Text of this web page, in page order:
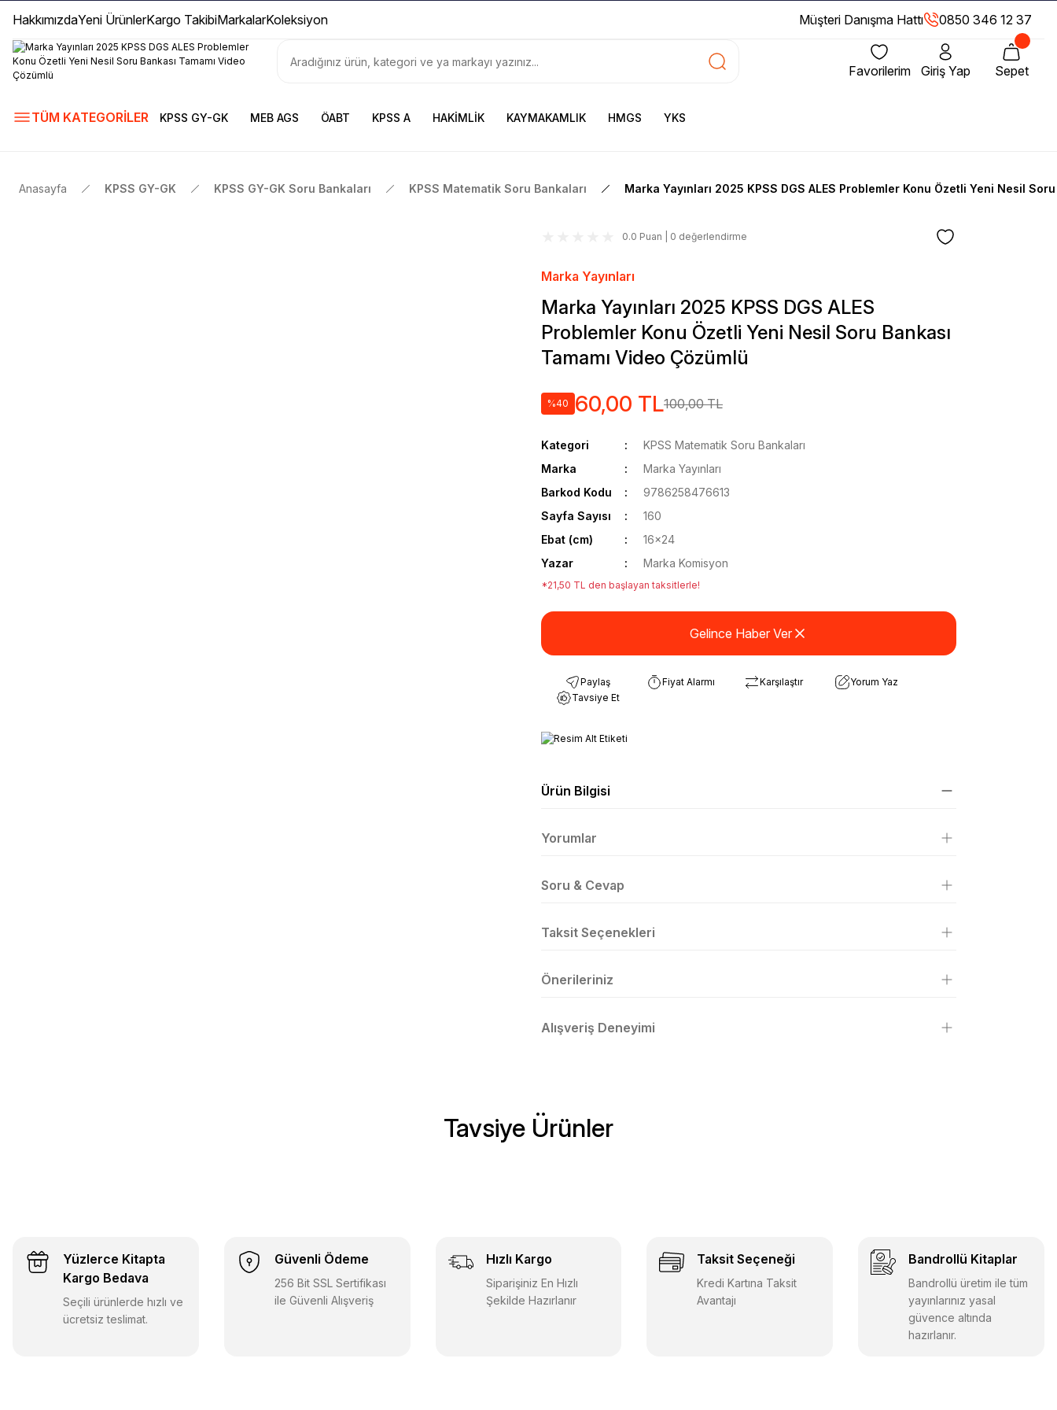
HakkımızdaYeni ÜrünlerKargo TakibiMarkalarKoleksiyon Müşteri Danışma Hattı 0850 346 12 37
Favorilerim Giriş Yap Sepet
TÜM KATEGORİLER KPSS GY-GK MEB AGS ÖABT KPSS A HAKİMLİK KAYMAKAMLIK HMGS YKS
Anasayfa KPSS GY-GK KPSS GY-GK Soru Bankaları KPSS Matematik Soru Bankaları Marka Yayınları 2025 KPSS DGS ALES Problemler Konu Özetli Yeni Nesil
0.0 Puan | 0 değerlendirme
Marka Yayınları
Marka Yayınları 2025 KPSS DGS ALES
Problemler Konu Özetli Yeni Nesil Soru Bankası
Tamamı Video Çözümlü
%40 60,00 TL100,00 TL
Kategori
KPSS Matematik Soru Bankaları
Marka
Marka Yayınları
Barkod Kodu
9786258476613
Sayfa Sayısı
160
Ebat (cm)
16x24
Yazar
Marka Komisyon
*21,50 TL den başlayan taksitlerle!
Gelince Haber Ver
Paylaş Fiyat Alarmı Karşılaştır
Yorum Yaz
Tavsiye Et
Ürün Bilgisi
Yorumlar
Soru & Cevap
Taksit Seçenekleri
Önerileriniz
Alışveriş Deneyimi
Tavsiye Ürünler
357,50 TL
550,00 TL
Sepete Ekle
550,00 TL
357,50 TL
550,00 TL
Yüzlerce Kitapta
Kargo Bedava
Seçili ürünlerde hızlı ve
ücretsiz teslimat.
Güvenli Ödeme
256 Bit SSL Sertifikası
ile Güvenli Alışveriş
Hızlı Kargo
Siparişiniz En Hızlı
Şekilde Hazırlanır
Taksit Seçeneği
Kredi Kartına Taksit
Avantajı
Bandrollü Kitaplar
Bandrollü üretim ile tüm
yayınlarınız yasal
güvence altında
hazırlanır.